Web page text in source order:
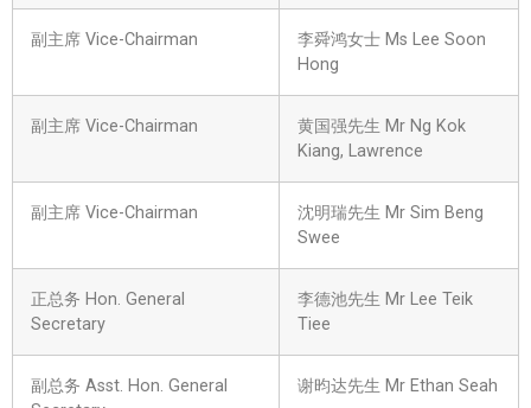
副主席 Vice-Chairman
李舜鸿女士 Ms Lee Soon
Hong
副主席 Vice-Chairman
黄国强先生 Mr Ng Kok
Kiang, Lawrence
副主席 Vice-Chairman
沈明瑞先生 Mr Sim Beng
Swee
正总务 Hon. General
Secretary
李德池先生 Mr Lee Teik
Tiee
副总务 Asst. Hon. General
谢昀达先生 Mr Ethan Seah